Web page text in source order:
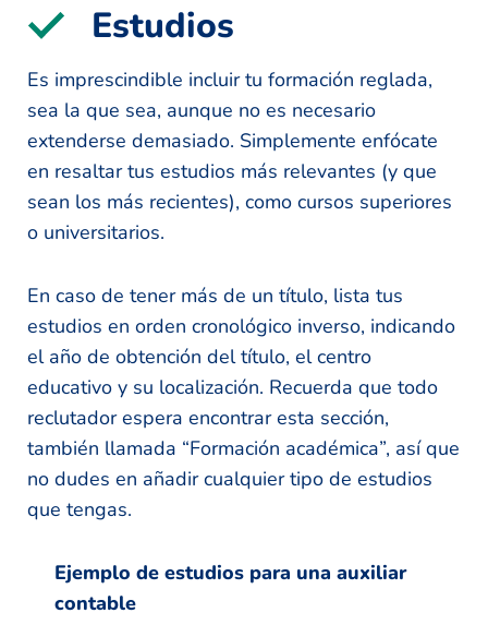
Estudios
Es imprescindible incluir tu formación reglada,
sea la que sea, aunque no es necesario
extenderse demasiado. Simplemente enfócate
en resaltar tus estudios más relevantes (y que
sean los más recientes), como cursos superiores
o universitarios.
En caso de tener más de un título, lista tus
estudios en orden cronológico inverso, indicando
el año de obtención del título, el centro
educativo y su localización. Recuerda que todo
reclutador espera encontrar esta sección,
también llamada “Formación académica”, así que
no dudes en añadir cualquier tipo de estudios
que tengas.
Ejemplo de estudios para una auxiliar
contable